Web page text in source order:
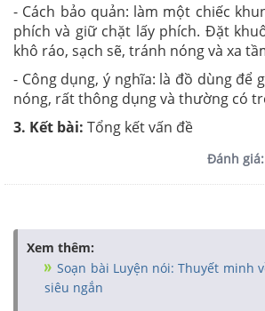
- Cách bảo quản: làm một chiếc
phích và giữ chặt lấy phích. Đặt
khô ráo, sạch sẽ, tránh nóng và xa
- Công dụng, ý nghĩa: là đồ dùng để
nóng, rất thông dụng và thường có
3. Kết bài: Tổng kết vấn đề
Đánh giá:
Xem thêm:
Soạn bài Luyện nói: Thuyết minh
siêu ngắn